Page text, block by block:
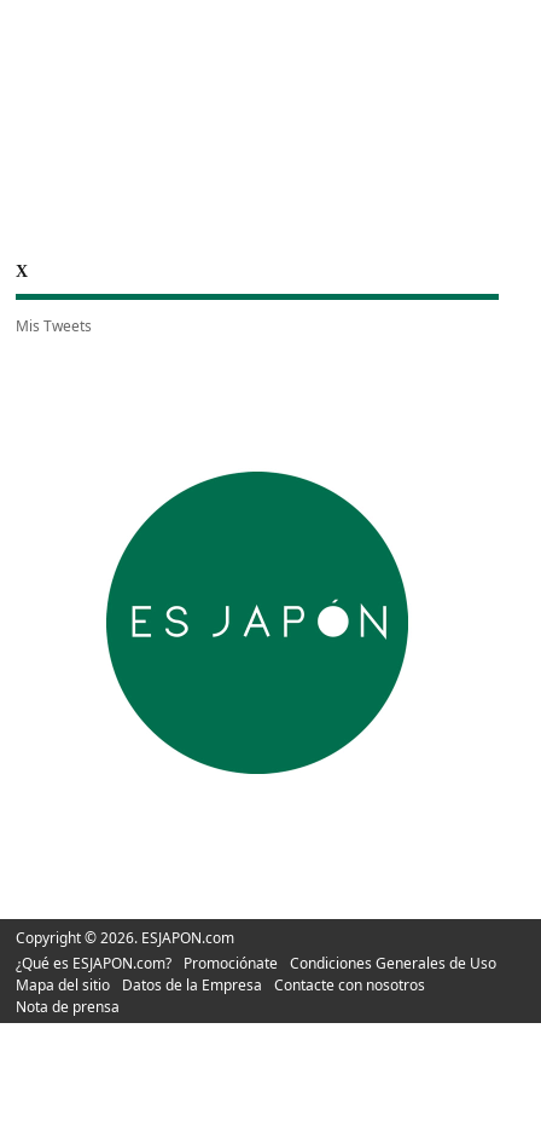
X
Mis Tweets
Copyright © 2026. ESJAPON.com
¿Qué es ESJAPON.com?
Promociónate
Condiciones Generales de Uso
Mapa del sitio
Datos de la Empresa
Contacte con nosotros
Nota de prensa